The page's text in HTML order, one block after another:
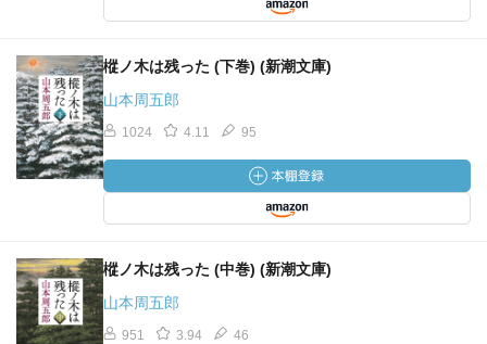
樅ノ木は残った (下巻) (新潮文庫)
山本周五郎
1024 4.11 95
樅ノ木は残った (中巻) (新潮文庫)
山本周五郎
951 3.94 46